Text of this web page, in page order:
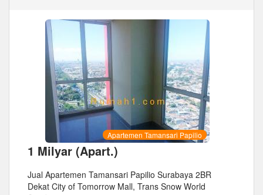
Apartemen Tamansari Papilio
1 Milyar (Apart.)
Jual Apartemen Tamansari Papilio Surabaya 2BR
Dekat City of Tomorrow Mall, Trans Snow World